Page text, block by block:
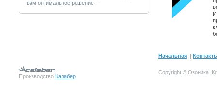
вам оптимальное решение.
Начальная |
Производство Калабер
Copyright © Озоника.